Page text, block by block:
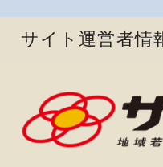
サイト運営者情